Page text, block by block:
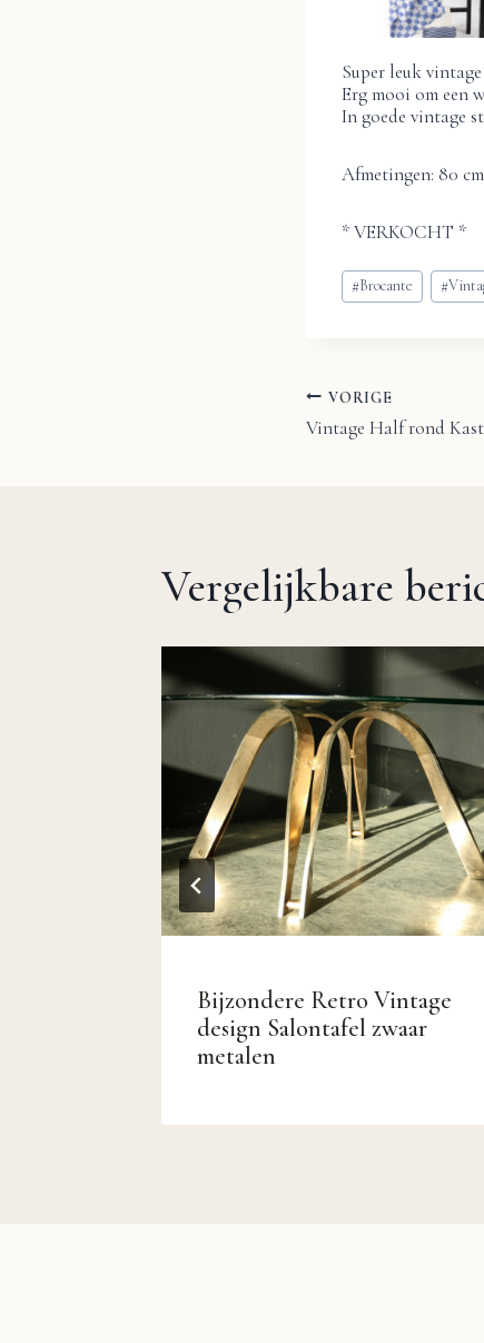
Super leuk
Erg mooi om een
In goede vintage
Afmetingen: 80
* VERKOCHT *
Bericht
tags:
#Brocante #
Bericht
VORIGE
Vintage Half rond
Vergelijkbare
Bijzondere Retro Vintage
design Salontafel zwaar
metalen